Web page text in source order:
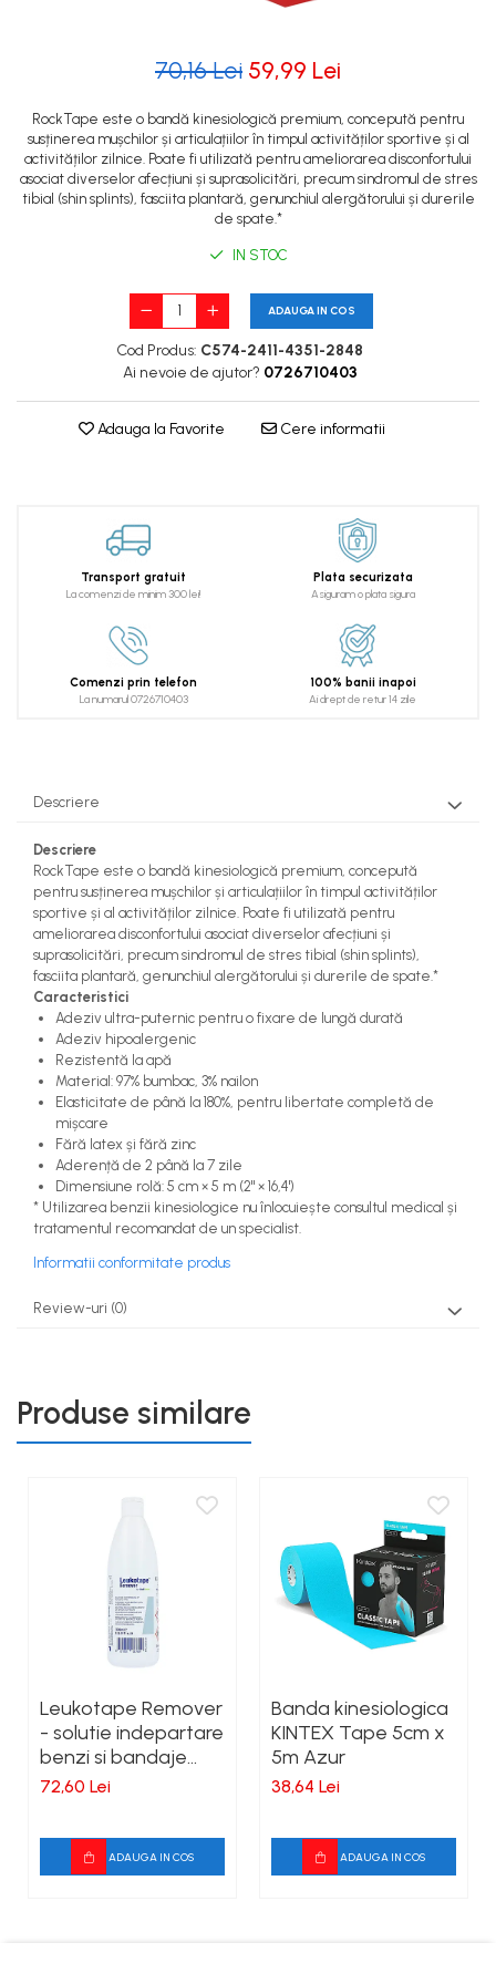
70,16 Lei 59,99 Lei
RockTape este o bandă kinesiologică premium, concepută pentru
susținerea mușchilor și articulațiilor în timpul activităților sportive și al
activităților zilnice. Poate fi utilizată pentru ameliorarea disconfortului
asociat diverselor afecțiuni și suprasolicitări, precum sindromul de stres
tibial (shin splints), fasciita plantară, genunchiul alergătorului și durerile
de spate.*
IN STOC
ADAUGA IN COS
Cod Produs: C574-2411-4351-2848
Ai nevoie de ajutor? 0726710403
Adauga la Favorite Cere informatii
Transport gratuit
La comenzi de minim 300 lei!
Plata securizata
Asiguram o plata sigura
Comenzi prin telefon
La numarul 0726710403
100% banii inapoi
Ai drept de retur 14 zile
Descriere
Descriere
RockTape este o bandă kinesiologică premium, concepută
pentru susținerea mușchilor și articulațiilor în timpul activităților
sportive și al activităților zilnice. Poate fi utilizată pentru
ameliorarea disconfortului asociat diverselor afecțiuni și
suprasolicitări, precum sindromul de stres tibial (shin splints),
fasciita plantară, genunchiul alergătorului și durerile de spate.*
Caracteristici
Adeziv ultra-puternic pentru o fixare de lungă durată
Adeziv hipoalergenic
Rezistentă la apă
Material: 97% bumbac, 3% nailon
Elasticitate de până la 180%, pentru libertate completă de
mișcare
Fără latex și fără zinc
Aderență de 2 până la 7 zile
Dimensiune rolă: 5 cm × 5 m (2" × 16,4')
* Utilizarea benzii kinesiologice nu înlocuiește consultul medical și
tratamentul recomandat de un specialist.
Informatii conformitate produs
Review-uri (0)
Produse similare
Leukotape Remover
- solutie indepartare
benzi si bandaje
adezive
72,60 Lei
ADAUGA IN COS
Banda kinesiologica
KINTEX Tape 5cm x
5m Azur
38,64 Lei
ADAUGA IN COS